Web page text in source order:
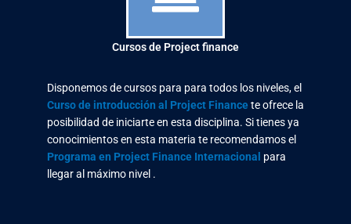
Cursos de Project finance
Disponemos de cursos para para todos los niveles, el
Curso de introducción al Project Financete ofrece la
posibilidad de iniciarte en esta disciplina. Si tienes ya
conocimientos en esta materia te recomendamos el
Programa en Project Finance Internacional para
llegar al máximo nivel .